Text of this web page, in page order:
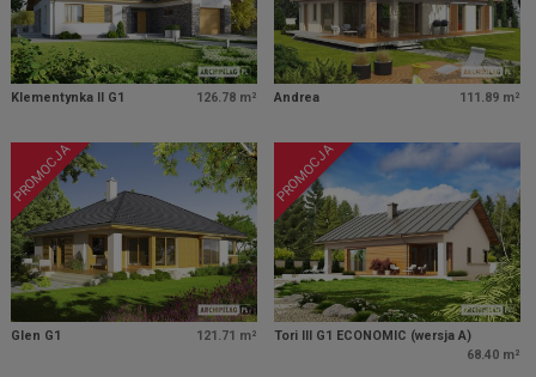
Klementynka II G1 126.78 m² Andrea 111.89 m²
PROMOCJA
Glen G1 121.71 m²
PROMOCJA
Tori III G1 ECONOMIC (wersja A)
68.40 m²